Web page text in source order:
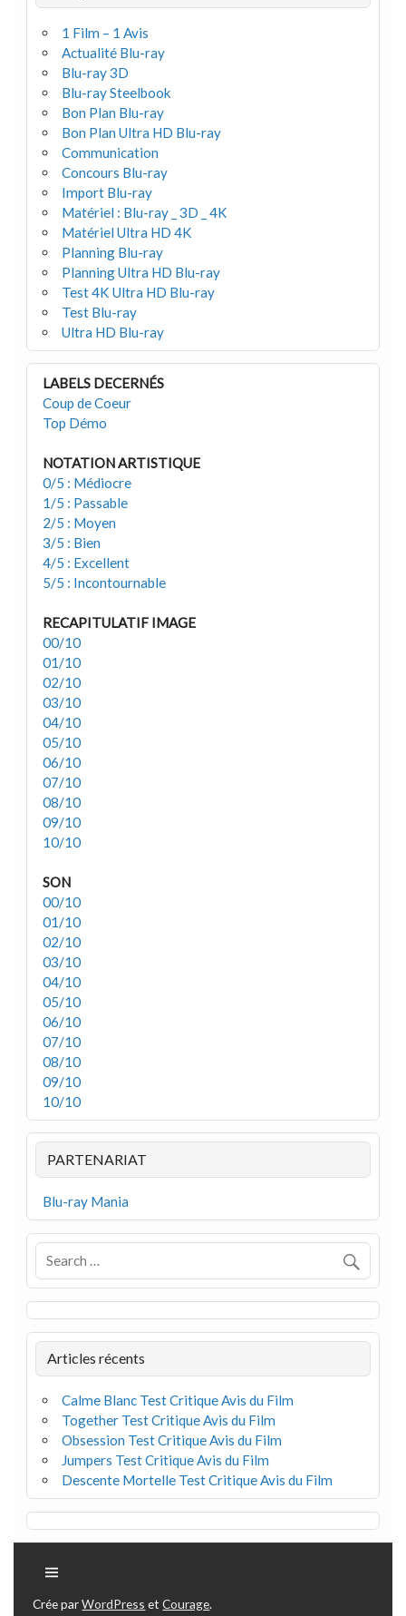
1 Film – 1 Avis
Actualité Blu-ray
Blu-ray 3D
Blu-ray Steelbook
Bon Plan Blu-ray
Bon Plan Ultra HD Blu-ray
Communication
Concours Blu-ray
Import Blu-ray
Matériel : Blu-ray _ 3D _ 4K
Matériel Ultra HD 4K
Planning Blu-ray
Planning Ultra HD Blu-ray
Test 4K Ultra HD Blu-ray
Test Blu-ray
Ultra HD Blu-ray
LABELS DECERNÉS
Coup de Coeur
Top Démo
NOTATION ARTISTIQUE
0/5 : Médiocre
1/5 : Passable
2/5 : Moyen
3/5 : Bien
4/5 : Excellent
5/5 : Incontournable
RECAPITULATIF IMAGE
00/10
01/10
02/10
03/10
04/10
05/10
06/10
07/10
08/10
09/10
10/10
SON
00/10
01/10
02/10
03/10
04/10
05/10
06/10
07/10
08/10
09/10
10/10
PARTENARIAT
Blu-ray Mania
Articles récents
Calme Blanc Test Critique Avis du Film
Together Test Critique Avis du Film
Obsession Test Critique Avis du Film
Jumpers Test Critique Avis du Film
Descente Mortelle Test Critique Avis du Film
Crée parWordPress etCourage.